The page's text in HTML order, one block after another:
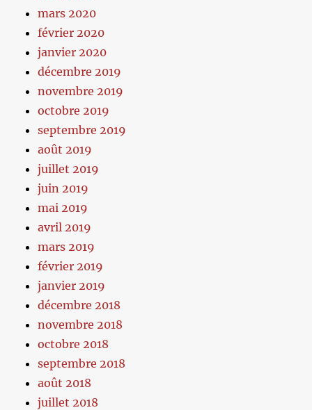
mars 2020
février 2020
janvier 2020
décembre 2019
novembre 2019
octobre 2019
septembre 2019
août 2019
juillet 2019
juin 2019
mai 2019
avril 2019
mars 2019
février 2019
janvier 2019
décembre 2018
novembre 2018
octobre 2018
septembre 2018
août 2018
juillet 2018